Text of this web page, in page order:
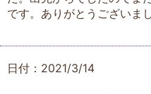
です。ありがとうございま
日付：2021/3/14